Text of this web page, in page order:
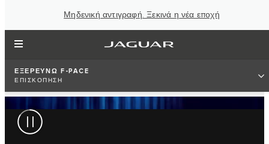
Μηδενική αντιγραφή. Ξεκινά η νέα εποχή
ΕΞΕΡΕΥΝΩ F‑PACE
ΕΠΙΣΚΟΠΗΣΗ